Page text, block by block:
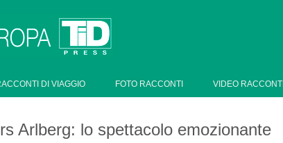
DI VIAGGIO FOTO RACCONTI VIDEO RACCONTI
Arlberg: lo spettacolo emozionante